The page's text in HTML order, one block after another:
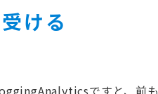
ける